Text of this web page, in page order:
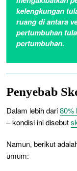
kelengkungan
ruang di antara
pertumbuhan
pertumbuhan.
Penyebab
Dalam lebih dari80%
– kondisi ini disebut
Namun, berikut
umum: